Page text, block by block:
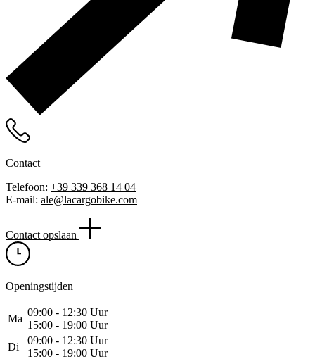
Contact
Telefoon: +39 339 368 14 04
E-mail: ale@lacargobike.com
Contact opslaan
Openingstijden
Ma
09:00 ‑ 12:30 Uur
15:00 ‑ 19:00 Uur
Di
09:00 ‑ 12:30 Uur
15:00 ‑ 19:00 Uur